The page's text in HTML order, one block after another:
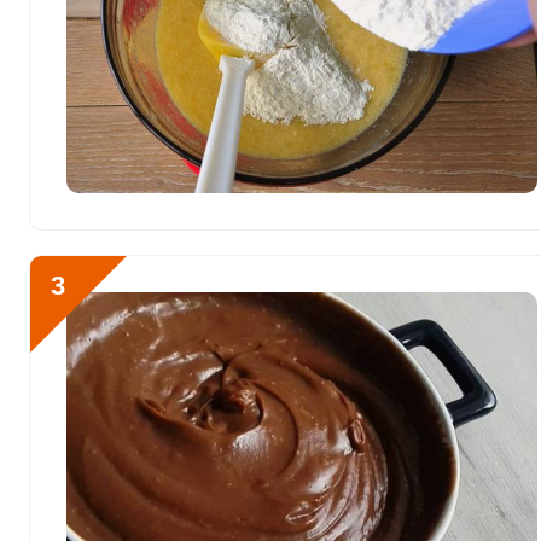
Магний 193.4 мг
Натрий 230.7 мг
Сера 373.6 мг
Фосфор 631.1 мг
Алюминий
Железо
Йод 34.2 мкг
17.7 мкг
Литий 0
Марганец 2.2 мкг
3
Что же нужно для
молоко с какао-
периодически
Отправляя эту форму, вы
Политикой конфиденциальности,
персональных данныхи